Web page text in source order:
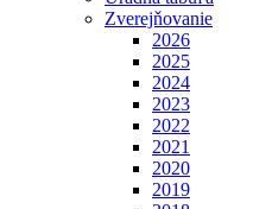
Zverejňovanie
2026
2025
2024
2023
2022
2021
2020
2019